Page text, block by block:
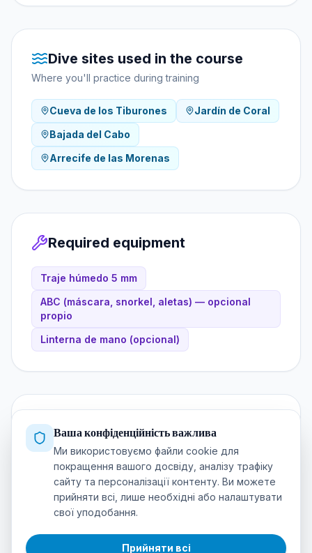
Dive sites used in the course
Where you'll practice during training
Cueva de los Tiburones
Jardín de Coral
Bajada del Cabo
Arrecife de las Morenas
Required equipment
Traje húmedo 5 mm
ABC (máscara, snorkel, aletas) — opcional
propio
Linterna de mano (opcional)
Instructor & language
INSTRUCTOR:STUDENT RATIO
1:4
COURSE LANGUAGE
Ваша конфіденційність важлива
Ми використовуємо файли cookie для
покращення вашого досвіду, аналізу трафіку
сайту та персоналізації контенту. Ви можете
прийняти всі, лише необхідні або налаштувати
свої уподобання.
Прийняти всі